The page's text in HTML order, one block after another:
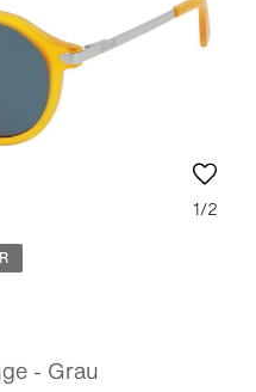
1/2
- Grau